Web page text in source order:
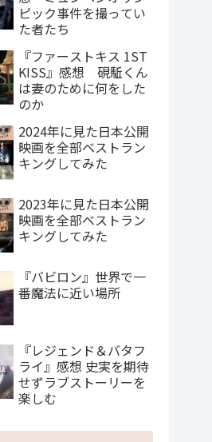
ピック事件を撮ってい
た者たち
『ファーストキス 1ST
KISS』感想 硯駈くん
は妻のために何をした
のか
2024年に見た日本公開
映画を全部ベストラン
キングしてみた
2023年に見た日本公開
映画を全部ベストラン
キングしてみた
『バビロン』世界で一
番魔法に近い場所
『レジェンド＆バタフ
ライ』感想 史実を期待
せずラブストーリーを
楽しむ